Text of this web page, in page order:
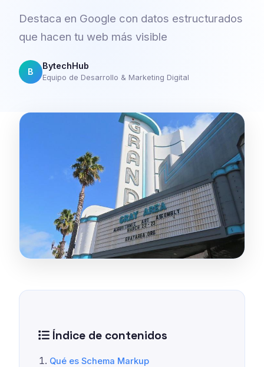
Destaca en Google con datos estructurados
que hacen tu web más visible
B
BytechHub
Equipo de Desarrollo & Marketing Digital
Índice de contenidos
Qué es Schema Markup